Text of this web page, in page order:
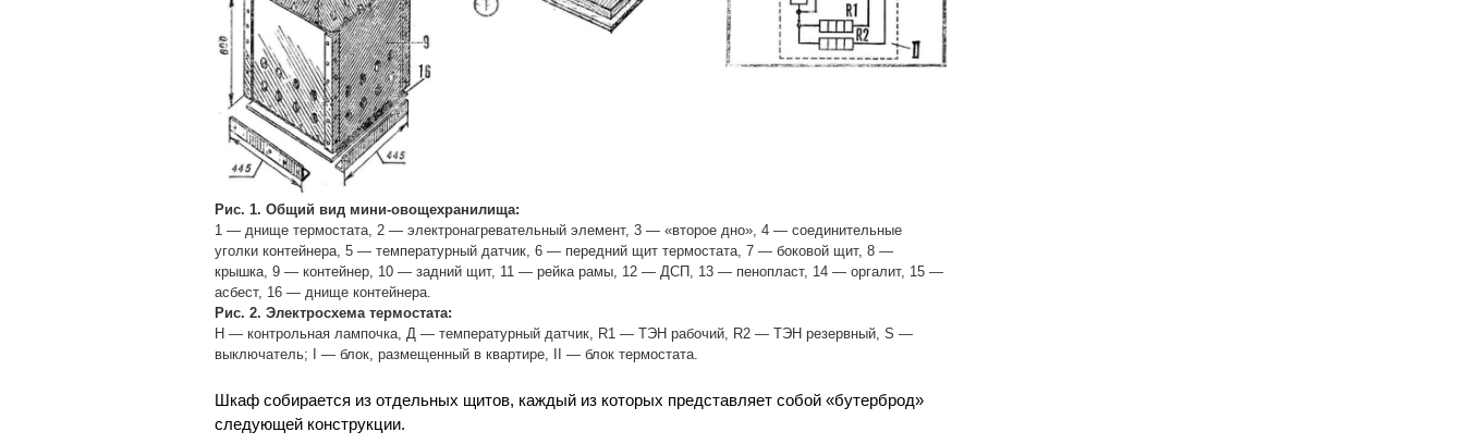
Рис. 1. Общий вид мини-овощехранилища:
1 — днище термостата, 2 — электронагревательный элемент, 3 — «второе дно», 4 — соединительные
уголки контейнера, 5 — температурный датчик, 6 — передний щит термостата, 7 — боковой щит, 8 —
крышка, 9 — контейнер, 10 — задний щит, 11 — рейка рамы, 12 — ДСП, 13 — пенопласт, 14 — оргалит, 15 —
асбест, 16 — днище контейнера.
Рис. 2. Электросхема термостата:
Н — контрольная лампочка, Д — температурный датчик, R1 — ТЭН рабочий, R2 — ТЭН резервный, S —
выключатель; I — блок, размещенный в квартире, II — блок термостата.
Шкаф собирается из отдельных щитов, каждый из которых представляет собой «бутерброд»
следующей конструкции.